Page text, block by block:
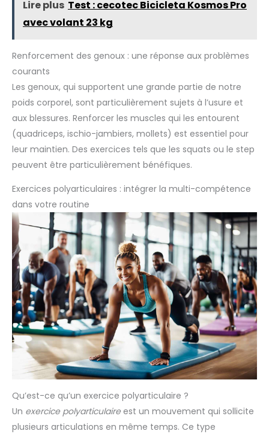
Lire plus Test : cecotec Bicicleta Kosmos Pro
avec volant 23 kg
Renforcement des genoux : une réponse aux problèmes
courants
Les genoux, qui supportent une grande partie de notre
poids corporel, sont particulièrement sujets à l’usure et
aux blessures. Renforcer les muscles qui les entourent
(quadriceps, ischio-jambiers, mollets) est essentiel pour
leur maintien. Des exercices tels que les squats ou le step
peuvent être particulièrement bénéfiques.
Exercices polyarticulaires : intégrer la multi-compétence
dans votre routine
Qu’est-ce qu’un exercice polyarticulaire ?
Un exercice polyarticulaireest un mouvement qui sollicite
plusieurs articulations en même temps. Ce type